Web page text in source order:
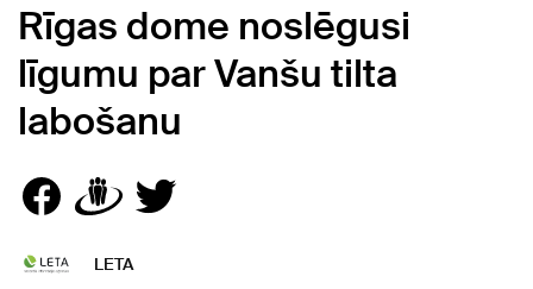
Rīgas dome noslēgusi
līgumu par Vanšu tilta
labošanu
LETA